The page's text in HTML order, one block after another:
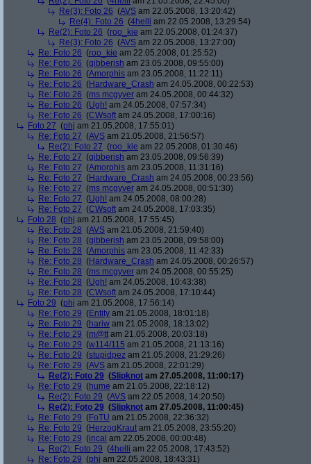
Re(3): Foto 26 (AVS am 22.05.2008, 13:20:42)
Re(4): Foto 26 (4helli am 22.05.2008, 13:29:54)
Re(2): Foto 26 (roo_kie am 22.05.2008, 01:24:37)
Re(3): Foto 26 (AVS am 22.05.2008, 13:27:00)
Re: Foto 26 (roo_kie am 22.05.2008, 01:25:52)
Re: Foto 26 (gibberish am 23.05.2008, 09:55:00)
Re: Foto 26 (Amorphis am 23.05.2008, 11:22:11)
Re: Foto 26 (Hardware_Crash am 24.05.2008, 00:22:53)
Re: Foto 26 (ms mcgyver am 24.05.2008, 00:44:32)
Re: Foto 26 (Ugh! am 24.05.2008, 07:57:34)
Re: Foto 26 (CWsoft am 24.05.2008, 17:00:16)
Foto 27 (phj am 21.05.2008, 17:55:01)
Re: Foto 27 (AVS am 21.05.2008, 21:56:57)
Re(2): Foto 27 (roo_kie am 22.05.2008, 01:30:46)
Re: Foto 27 (gibberish am 23.05.2008, 09:56:39)
Re: Foto 27 (Amorphis am 23.05.2008, 11:31:16)
Re: Foto 27 (Hardware_Crash am 24.05.2008, 00:23:56)
Re: Foto 27 (ms mcgyver am 24.05.2008, 00:51:30)
Re: Foto 27 (Ugh! am 24.05.2008, 08:00:28)
Re: Foto 27 (CWsoft am 24.05.2008, 17:03:35)
Foto 28 (phj am 21.05.2008, 17:55:45)
Re: Foto 28 (AVS am 21.05.2008, 21:59:40)
Re: Foto 28 (gibberish am 23.05.2008, 09:58:00)
Re: Foto 28 (Amorphis am 23.05.2008, 11:42:33)
Re: Foto 28 (Hardware_Crash am 24.05.2008, 00:26:57)
Re: Foto 28 (ms mcgyver am 24.05.2008, 00:55:25)
Re: Foto 28 (Ugh! am 24.05.2008, 10:43:38)
Re: Foto 28 (CWsoft am 24.05.2008, 17:10:44)
Foto 29 (phj am 21.05.2008, 17:56:14)
Re: Foto 29 (Entity am 21.05.2008, 18:01:18)
Re: Foto 29 (hariw am 21.05.2008, 18:13:02)
Re: Foto 29 (m@tt am 21.05.2008, 20:03:18)
Re: Foto 29 (w114/115 am 21.05.2008, 21:13:16)
Re: Foto 29 (stupidpez am 21.05.2008, 21:29:26)
Re: Foto 29 (AVS am 21.05.2008, 22:01:29)
Re(2): Foto 29 (Slipknot am 27.05.2008, 11:00:17)
Re: Foto 29 (hume am 21.05.2008, 22:18:12)
Re(2): Foto 29 (AVS am 22.05.2008, 14:20:50)
Re(2): Foto 29 (Slipknot am 27.05.2008, 11:00:45)
Re: Foto 29 (FoTU am 21.05.2008, 22:36:32)
Re: Foto 29 (HerzogKraut am 21.05.2008, 23:55:20)
Re: Foto 29 (incal am 22.05.2008, 00:00:48)
Re(2): Foto 29 (4helli am 22.05.2008, 17:43:52)
Re: Foto 29 (phj am 22.05.2008, 18:43:31)